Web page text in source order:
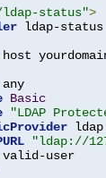
status">
ldap-status
host
any
Basic
"LDAP
ldap
"ldap://